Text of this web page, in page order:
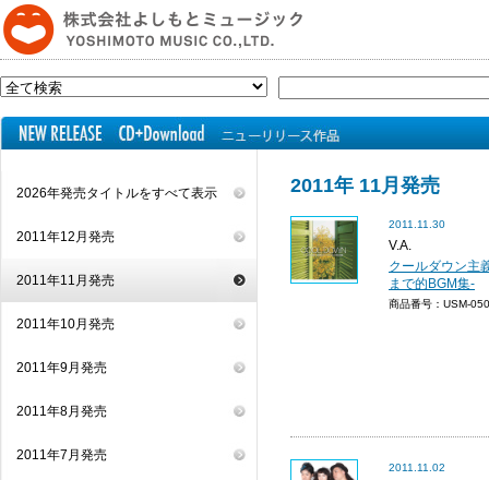
2026年発売タイトルをすべて表示
2011年12月発売
2011年11月発売
2011年10月発売
2011年9月発売
2011年8月発売
2011年7月発売
2011年 11月発売
2011.11.30
V.A.
クールダウン主
まで的BGM集-
商品番号：USM-
2011.11.02